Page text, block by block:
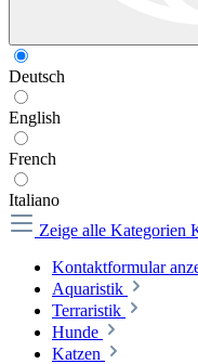
Deutsch
English
French
Italiano
Zeige alle Kategorien
Kontaktformular
Aquaristik
Terraristik
Hunde
Katzen